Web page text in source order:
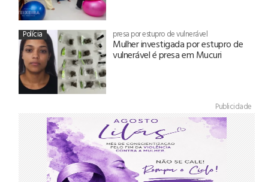
Polícia presa por estupro de vulnerável
Mulher investigada por estupro de
vulnerável é presa em Mucuri
Publicidade